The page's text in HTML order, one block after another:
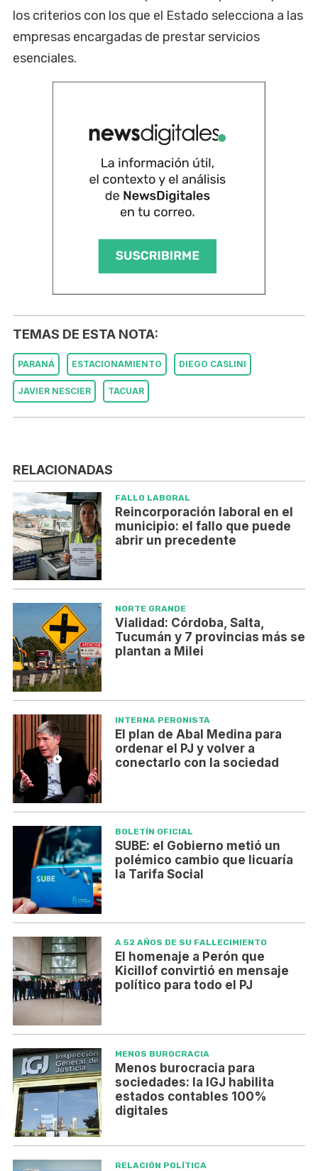
los criterios con los que el Estado selecciona a las
empresas encargadas de prestar servicios
esenciales.
TEMAS DE ESTA NOTA:
PARANÁ ESTACIONAMIENTO DIEGO CASLINI
JAVIER NESCIER TACUAR
RELACIONADAS
FALLO LABORAL
Reincorporación laboral en el
municipio: el fallo que puede
abrir un precedente
NORTE GRANDE
Vialidad: Córdoba, Salta,
Tucumán y 7 provincias más se
plantan a Milei
INTERNA PERONISTA
El plan de Abal Medina para
ordenar el PJ y volver a
conectarlo con la sociedad
BOLETÍN OFICIAL
SUBE: el Gobierno metió un
polémico cambio que licuaría
la Tarifa Social
A 52 AÑOS DE SU FALLECIMIENTO
El homenaje a Perón que
Kicillof convirtió en mensaje
político para todo el PJ
MENOS BUROCRACIA
Menos burocracia para
sociedades: la IGJ habilita
estados contables 100%
digitales
RELACIÓN POLÍTICA